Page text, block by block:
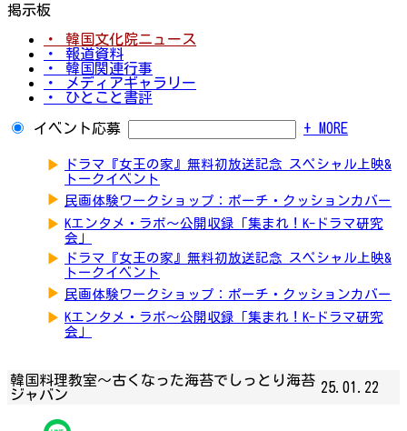
掲示板
・ 韓国文化院ニュース
・ 報道資料
・ 韓国関連行事
・ メディアギャラリー
・ ひとこと書評
イベント応募 + MORE
▶
ドラマ『女王の家』無料初放送記念 スペシャル上映&
トークイベント
▶ 民画体験ワークショップ：ポーチ・クッションカバー
▶ Kエンタメ・ラボ～公開収録「集まれ！K-ドラマ研究
会」
▶
ドラマ『女王の家』無料初放送記念 スペシャル上映&
トークイベント
▶ 民画体験ワークショップ：ポーチ・クッションカバー
▶ Kエンタメ・ラボ～公開収録「集まれ！K-ドラマ研究
会」
韓国料理教室～古くなった海苔でしっとり海苔
ジャバン
25.01.22